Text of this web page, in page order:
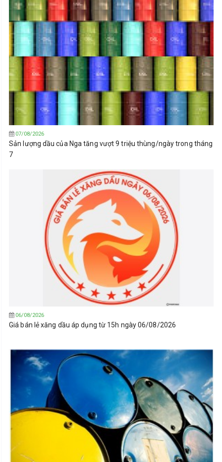
07/08/2026
Sản lượng dầu của Nga tăng vượt 9 triệu thùng/ngày trong tháng
7
06/08/2026
Giá bán lẻ xăng dầu áp dụng từ 15h ngày 06/08/2026